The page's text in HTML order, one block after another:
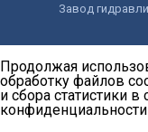
Завод
Продолжая
обработку файлов
и сбора статистики в
конфиденциальности